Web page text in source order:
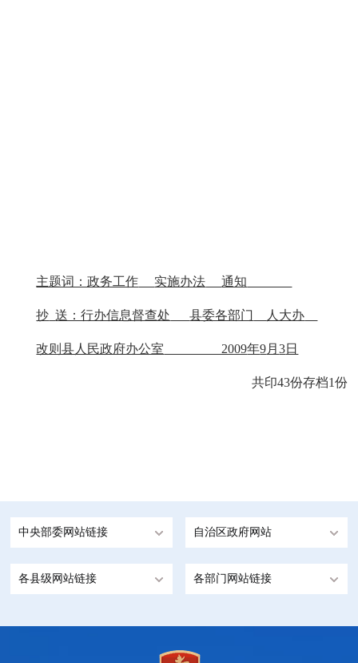
主题词：政务工作 实施办法 通知
抄 送：行办信息督查处 县委各部门 人大办
改则县人民政府办公室 2009年9月3日
共印43份存档1份
中央部委网站链接 自治区政府网站
各县级网站链接 各部门网站链接